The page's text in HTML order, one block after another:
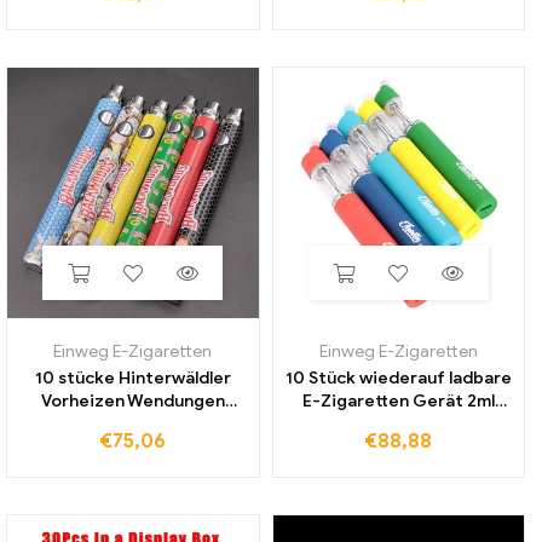
Einweg E-Zigaretten
10 stücke Hinterwäldler
Vorheizen Wendungen
Vorheizen Bottom Variable
€75,06
Einweg E-Zigaretten
10 Stück wiederauf ladbare
E-Zigaretten Gerät 2ml
patronen Pod 650mAh
€88,88